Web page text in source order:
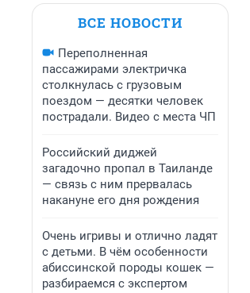
ВСЕ НОВОСТИ
Переполненная
пассажирами электричка
столкнулась с грузовым
поездом — десятки человек
пострадали. Видео с места ЧП
Российский диджей
загадочно пропал в Таиланде
— связь с ним прервалась
накануне его дня рождения
Очень игривы и отлично ладят
с детьми. В чём особенности
абиссинской породы кошек —
разбираемся с экспертом